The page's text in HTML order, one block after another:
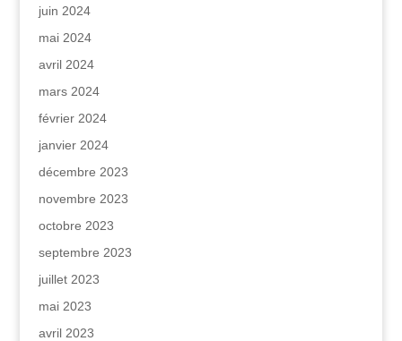
juin 2024
mai 2024
avril 2024
mars 2024
février 2024
janvier 2024
décembre 2023
novembre 2023
octobre 2023
septembre 2023
juillet 2023
mai 2023
avril 2023